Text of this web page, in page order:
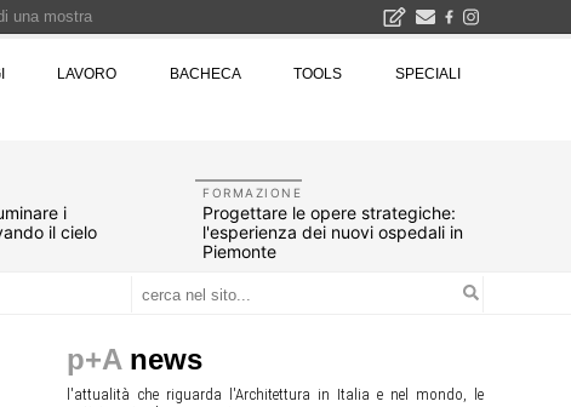
LAVORO BACHECA TOOLS SPECIALI
i
il cielo
FORMAZIONE
Progettare le opere strategiche:
l'esperienza dei nuovi ospedali in
Piemonte
p+A news
l'attualità che riguarda l'Architettura in Italia e nel mondo, le
una mostra